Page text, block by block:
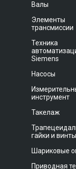
Валы
Элементы
трансмиссии
Техника
Siemens
Насосы
инструмент
Такелаж
гайки и винты
Шариковые
Приводная